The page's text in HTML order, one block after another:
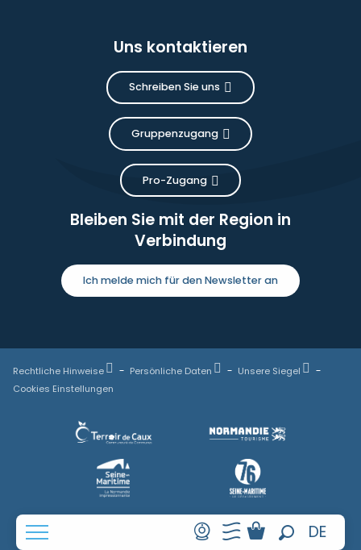
DE
FR
Uns kontaktieren
Schreiben Sie uns
Gruppenzugang
Pro-Zugang
Bleiben Sie mit der Region in
Verbindung
Ich melde mich für den Newsletter an
Rechtliche Hinweise Persönliche Daten
Unsere Siegel
Cookies Einstellungen